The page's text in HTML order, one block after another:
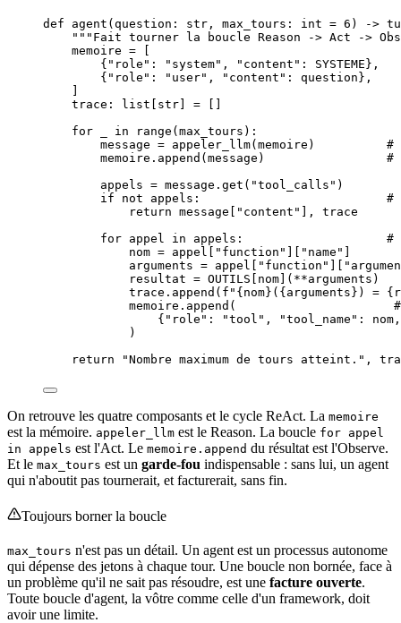
def agent ( question : str , max_tours : int = 6 )
->
""" Fait tourner la boucle Reason -> Act ->
memoire =
{ " role " : " system" , " content " : SYSTEME },
{ " role " : " user" , " content " : question},
trace: list[ str =
for
in range ( max_tours ):
message = appeler_llm( memoire ) #
memoire. append ( message ) #
appels = message. get ( "tool_calls " )
if
not appels: #
return message[ " content "
], trace
for appel in appels: #
nom = appel[ " function " " name "
arguments = appel[ " function " "
resultat = OUTILS [nom]( **arguments )
trace. append ( f " {nom} ( {arguments} ) =
memoire. append (
{ " role " : "tool " , "tool_name " :
)
return
"Nombre maximum de tours atteint. " ,
On retrouve les quatre composants et le cycle ReAct. La memoire
est la mémoire. appeler_llm est le Reason. La boucle for appel
in appels est l'Act. Le memoire.append du résultat est l'Observe.
Et le max_tours est un garde-fou indispensable : sans lui, un agent
qui n'aboutit pas tournerait, et facturerait, sans fin.
Toujours borner la boucle
max_tours n'est pas un détail. Un agent est un processus autonome
qui dépense des jetons à chaque tour. Une boucle non bornée, face à
un problème qu'il ne sait pas résoudre, est une facture ouverte.
Toute boucle d'agent, la vôtre comme celle d'un framework, doit
avoir une limite.